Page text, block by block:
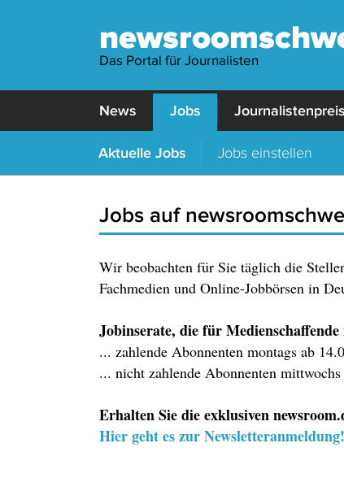
Das Portal für Journalisten
News Jobs
Aktuelle Jobs Jobs einstellen
Jobs auf
Wir beobachten für Sie täglich die
Fachmedien und Online-Jobbörsen in
Jobinserate, die für
... zahlende Abonnenten montags ab
... nicht zahlende Abonnenten
Erhalten Sie die exklusiven
Hier geht es zur Newsletteranmeldung!